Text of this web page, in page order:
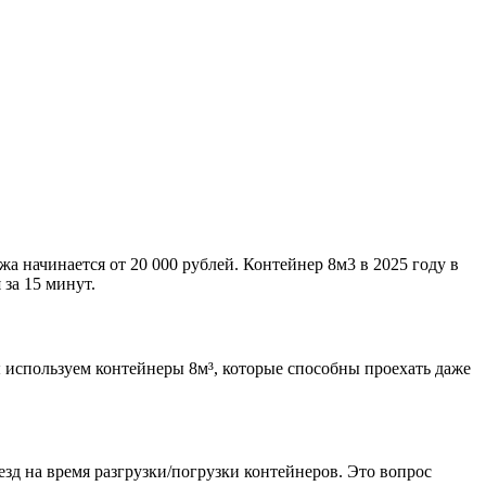
начинается от 20 000 рублей. Контейнер 8м3 в 2025 году в
15 минут.
контейнеры 8м³, которые способны проехать даже
на время разгрузки/погрузки контейнеров. Это вопрос